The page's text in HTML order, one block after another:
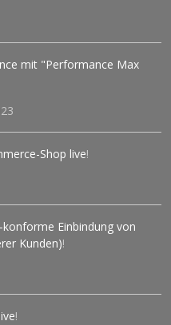
mit "Performance Max
Shop live!
Einbindung von
Kunden)!
!